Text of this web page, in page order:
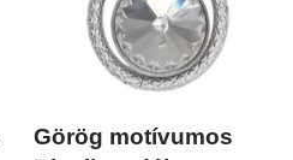
Görög motívumos